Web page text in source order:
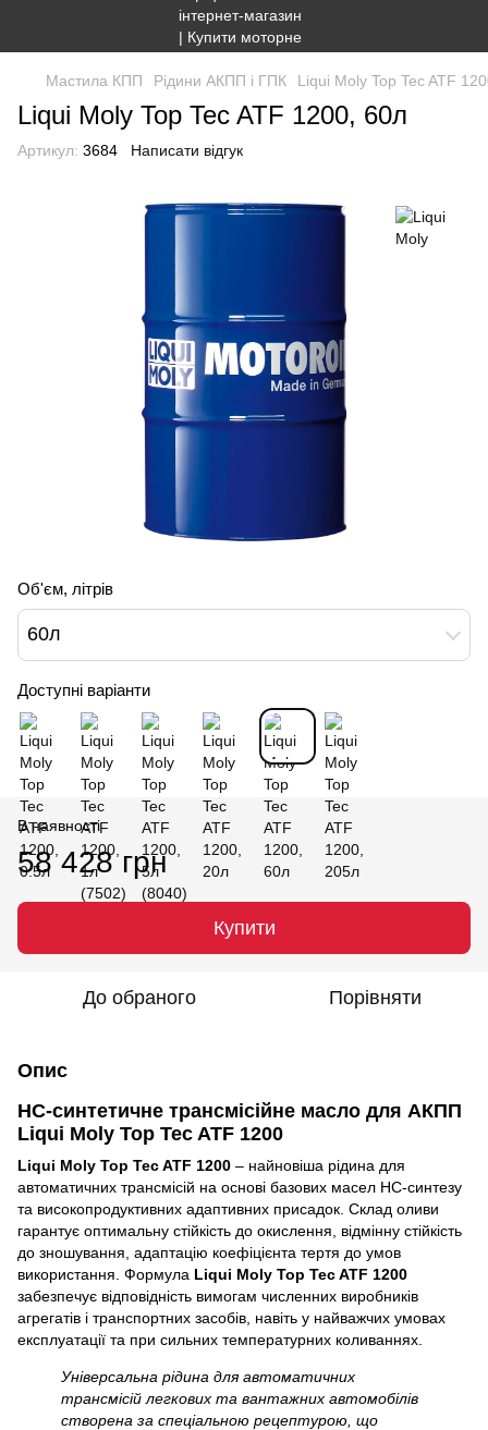
Мастила КПП Рідини АКПП і ГПК Liqui Moly Top Tec ATF
Liqui Moly Top Tec ATF 1200, 60л
Артикул: 3684 Написати відгук
Об'єм, літрів
60л
Доступні варіанти
В наявності
58 428 грн
Купити
До обраного Порівняти
Опис
НС-синтетичне трансмісійне масло для АКПП
Liqui Moly Top Tec ATF 1200
Liqui Moly Top Tec ATF 1200 – найновіша рідина для
автоматичних трансмісій на основі базових масел НС-синтезу
та високопродуктивних адаптивних присадок. Склад оливи
гарантує оптимальну стійкість до окислення, відмінну стійкість
до зношування, адаптацію коефіцієнта тертя до умов
використання. Формула Liqui Moly Top Tec ATF 1200
забезпечує відповідність вимогам численних виробників
агрегатів і транспортних засобів, навіть у найважчих умовах
експлуатації та при сильних температурних коливаннях.
Універсальна рідина для автоматичних
трансмісій легкових та вантажних автомобілів
створена за спеціальною рецептурою, що